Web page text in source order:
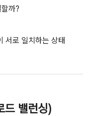
까?
서로 일치하는 상태
밸런싱)